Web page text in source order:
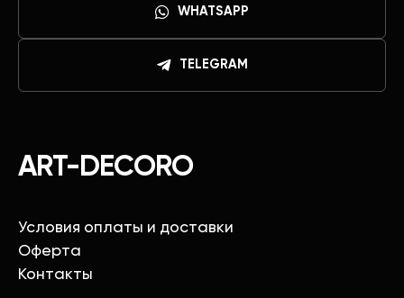
ART-DECORO
Условия оплаты и доставки
Оферта
Контакты
WHATSAPP
TELEGRAM